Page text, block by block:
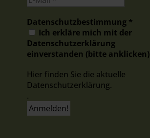
Datenschutzbestimmung *
Ich erkläre mich mit der
Datenschutzerklärung
einverstanden (bitte anklicken)
Hier finden Sie die aktuelle
Datenschutzerklärung.
.